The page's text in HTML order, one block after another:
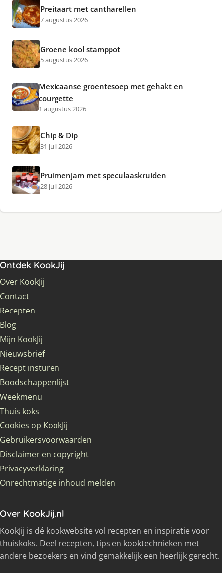
Preitaart met cantharellen
7 augustus 2026
Groene kool stamppot
5 augustus 2026
Mexicaanse groentesoep met gehakt en
courgette
1 augustus 2026
Chip & Dip
31 juli 2026
Pruimenjam met speculaaskruiden
28 juli 2026
Ontdek KookJij
Over KookJij
Contact
Recepten
Blog
Mijn KookJij
Nieuwsbrief
Recept insturen
Boodschappenlijst
Weekmenu
Thuis koks
Cookies op KookJij
Gebruikersvoorwaarden
Disclaimer en copyright
Privacyverklaring
Onrechtmatige inhoud melden
Over KookJij.nl
KookJij is dé kookwebsite vol recepten en inspiratie voor
thuiskoks. Deel recepten, tips en kooktechnieken met
andere bezoekers en vind gemakkelijk een heerlijk gerecht.